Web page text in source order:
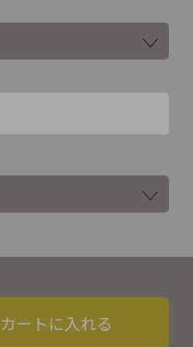
カートに入れる